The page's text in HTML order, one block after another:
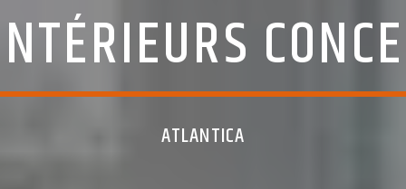
ATLANTICA